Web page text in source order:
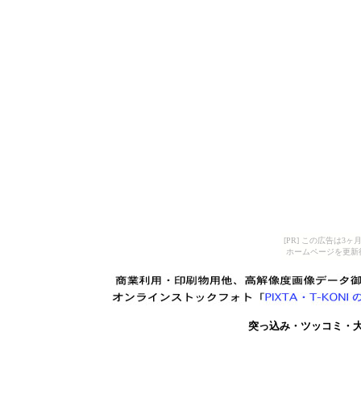
[PR] この広告は3ヶ
ホームページを更
突っ込み・ツッコミ・